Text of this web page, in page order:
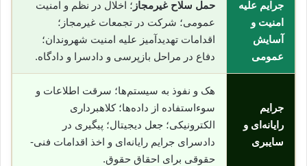
جرایم علیه
امنیت و
آسایش
عمومی
حمل سلاح غیرمجاز ؛ اخلال در نظم و امنیت
عمومی؛ شرکت در تجمعات غیرمجاز؛
اقدامات تهدیدآمیز علیه امنیت شهروندان؛
دفاع در مراحل بازپرسی و دادسرا و دادگاه.
جرایم
رایانه‌ای و
سایبری
هک و نفوذ به سیستم‌ها؛ سرقت اطلاعات و
سوء‌استفاده از داده‌ها؛ کلاهبرداری
الکترونیکی؛ جعل دیجیتال؛ پیگیری در
دادسرای جرایم رایانه‌ای و اخذ اقدامات فنی-
حقوقی برای احقاق حقوق.